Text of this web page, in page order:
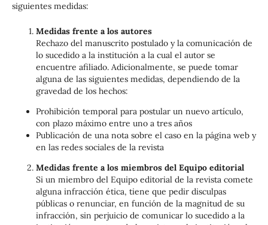
siguientes medidas:
Medidas frente a los autores
Rechazo del manuscrito postulado y la comunicación de
lo sucedido a la institución a la cual el autor se
encuentre afiliado. Adicionalmente, se puede tomar
alguna de las siguientes medidas, dependiendo de la
gravedad de los hechos:
Prohibición temporal para postular un nuevo artículo,
con plazo máximo entre uno a tres años
Publicación de una nota sobre el caso en la página web y
en las redes sociales de la revista
Medidas frente a los miembros del Equipo editorial
Si un miembro del Equipo editorial de la revista comete
alguna infracción ética, tiene que pedir disculpas
públicas o renunciar, en función de la magnitud de su
infracción, sin perjuicio de comunicar lo sucedido a la